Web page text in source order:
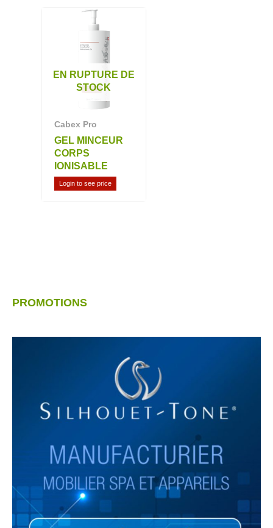
PROMOTIONS
EN RUPTURE DE
STOCK
Cabex Pro
GEL MINCEUR
CORPS
IONISABLE
Login to see price